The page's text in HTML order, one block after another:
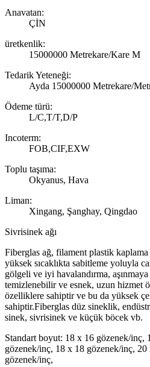
Anavatan:
ÇİN
üretkenlik:
15000000 Metrekare/Kare M
Tedarik Yeteneği:
Ayda 15000000 Metrekare/
Ödeme türü:
L/C,T/T,D/P
Incoterm:
FOB,CIF,EXW
Toplu taşıma:
Okyanus, Hava
Liman:
Xingang, Şanghay, Qingdao
Sivrisinek ağı
Fiberglas ağ, filament plastik
yüksek sıcaklıkta sabitleme yoluyla
gölgeli ve iyi havalandırma,
temizlenebilir ve esnek, uzun hizmet
özelliklere sahiptir ve bu da yüksek
sahiptir.Fiberglas düz sineklik,
sinek, sivrisinek ve küçük böcek vb.
Standart boyut: 18 x 16 gözenek/inç,
gözenek/inç, 18 x 18 gözenek/inç,
gözenek/inç,